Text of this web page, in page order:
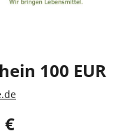
100 EUR
€